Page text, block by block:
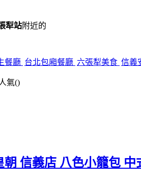
犁站附近的
餐廳 台北包廂餐廳 六張犁美食 信義
人氣()
信義店 八色小籠包